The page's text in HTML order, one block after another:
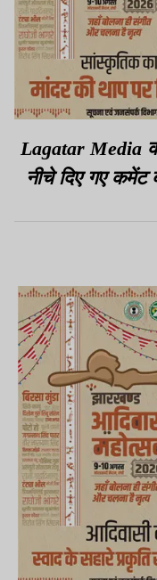
Lagatar Media
नीचे दिए गए कमेंट